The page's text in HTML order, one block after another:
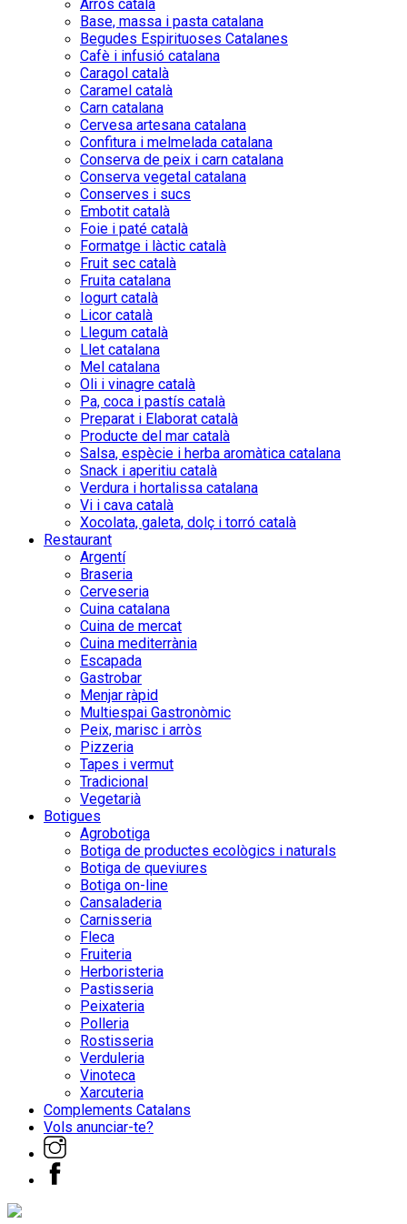
Arròs català
Base, massa i pasta catalana
Begudes Espirituoses Catalanes
Cafè i infusió catalana
Caragol català
Caramel català
Carn catalana
Cervesa artesana catalana
Confitura i melmelada catalana
Conserva de peix i carn catalana
Conserva vegetal catalana
Conserves i sucs
Embotit català
Foie i paté català
Formatge i làctic català
Fruit sec català
Fruita catalana
Iogurt català
Licor català
Llegum català
Llet catalana
Mel catalana
Oli i vinagre català
Pa, coca i pastís català
Preparat i Elaborat català
Producte del mar català
Salsa, espècie i herba aromàtica catalana
Snack i aperitiu català
Verdura i hortalissa catalana
Vi i cava català
Xocolata, galeta, dolç i torró català
Restaurant
Argentí
Braseria
Cerveseria
Cuina catalana
Cuina de mercat
Cuina mediterrània
Escapada
Gastrobar
Menjar ràpid
Multiespai Gastronòmic
Peix, marisc i arròs
Pizzeria
Tapes i vermut
Tradicional
Vegetarià
Botigues
Agrobotiga
Botiga de productes ecològics i naturals
Botiga de queviures
Botiga on-line
Cansaladeria
Carnisseria
Fleca
Fruiteria
Herboristeria
Pastisseria
Peixateria
Polleria
Rostisseria
Verduleria
Vinoteca
Xarcuteria
Complements Catalans
Vols anunciar-te?